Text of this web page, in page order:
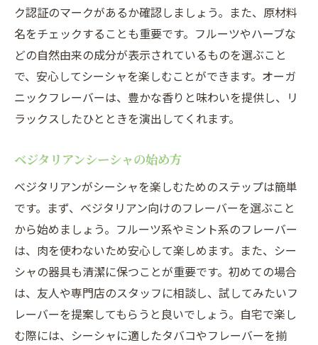
ク認証のマークがあるか確認しましょう。また、原材料
名をチェックすることも重要です。フルーツやハーブな
どの自然由来の成分が表示されているものを選ぶこと
で、安心してシーシャを楽しむことができます。オーガ
ニックフレーバーは、豊かな香りと味わいを提供し、リ
ラックスしたひとときを演出してくれます。
ベジタリアンシーシャの始め方
ベジタリアンがシーシャを楽しむためのステップは簡単
です。まず、ベジタリアン向けのフレーバーを選ぶこと
から始めましょう。フルーツ系やミント系のフレーバー
は、肉を使わないため安心して楽しめます。また、シー
シャの器具も清潔に保つことが重要です。初めての場合
は、友人や専門店のスタッフに相談し、試してみたいフ
レーバーを提案してもらうと良いでしょう。自宅で楽し
む際には、シーシャに適したタバコやフレーバーを揃